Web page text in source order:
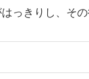
っきりし、そ